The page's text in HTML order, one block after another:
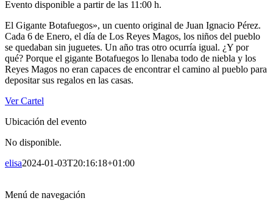
Evento disponible a partir de las 11:00 h.
El Gigante Botafuegos», un cuento original de Juan Ignacio Pérez.
Cada 6 de Enero, el día de Los Reyes Magos, los niños del pueblo
se quedaban sin juguetes. Un año tras otro ocurría igual. ¿Y por
qué? Porque el gigante Botafuegos lo llenaba todo de niebla y los
Reyes Magos no eran capaces de encontrar el camino al pueblo para
depositar sus regalos en las casas.
Ver Cartel
Ubicación del evento
No disponible.
elisa2024-01-03T20:16:18+01:00
Menú de navegación